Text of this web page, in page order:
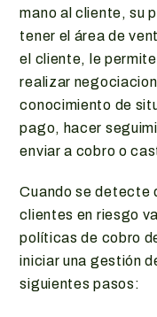
mano al cliente, su
tener el área de
el cliente, le
realizar
conocimiento de
pago, hacer
enviar a cobro o
Cuando se detecte
clientes en riesgo
políticas de cobro
iniciar una gestión
siguientes pasos: